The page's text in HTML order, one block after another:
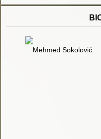
Mehmed Sokolović